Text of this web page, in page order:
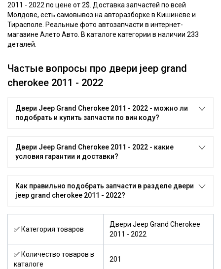
2011 - 2022 по цене от 2$. Доставка запчастей по всей
Молдове, есть самовывоз на авторазборке в Кишинёве и
Тирасполе. Реальные фото автозапчасти в интернет-
магазине Алето Авто. В каталоге категории в наличии 233
деталей.
Частые вопросы про двери jeep grand
cherokee 2011 - 2022
Двери Jeep Grand Cherokee 2011 - 2022 - можно ли
подобрать и купить запчасти по вин коду?
Двери Jeep Grand Cherokee 2011 - 2022 - какие
условия гарантии и доставки?
Как правильно подобрать запчасти в разделе двери
jeep grand cherokee 2011 - 2022?
✅ Категория товаров
Двери Jeep Grand Cherokee
2011 - 2022
✅ Количество товаров в
каталоге
201